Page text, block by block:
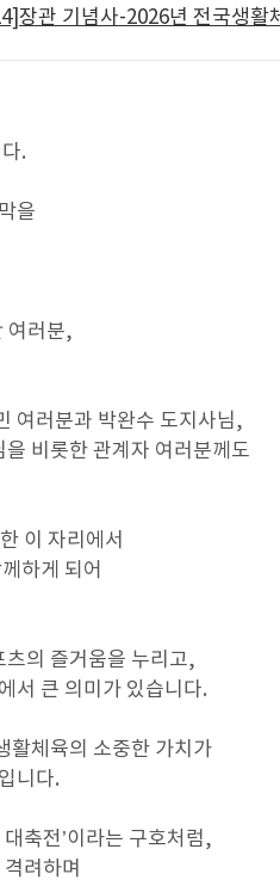
장관 기념사-2026년 전국생
.
을
여러분,
여러분과 박완수 도지사님,
비롯한 관계자 여러분께도
이 자리에서
하게 되어
의 즐거움을 누리고,
서 큰 의미가 있습니다.
활체육의 소중한 가치가
니다.
축전’이라는 구호처럼,
려하며